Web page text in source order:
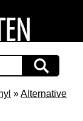
»Alternative